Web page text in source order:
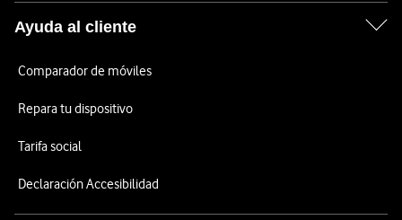
Ayuda al cliente
Comparador de móviles
Repara tu dispositivo
Tarifa social
Declaración Accesibilidad